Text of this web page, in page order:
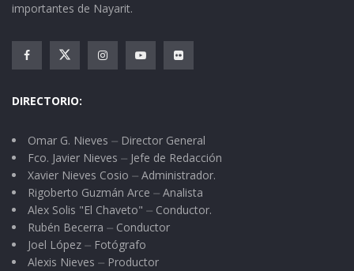
importantes de Nayarit.
DIRECTORIO:
Omar G. Nieves ⏤ Director General
Fco. Javier Nieves ⏤ Jefe de Redacción
Xavier Nieves Cosio ⏤ Administrador.
Rigoberto Guzmán Arce ⏤ Analista
Alex Solis "El Chaveto" ⏤ Conductor.
Rubén Becerra ⏤ Conductor
Joel López ⏤ Fotógrafo
Alexis Nieves ⏤ Productor